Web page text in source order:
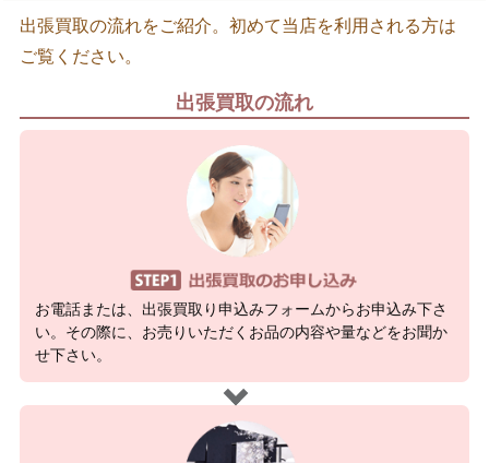
出張買取の流れをご紹介。初めて当店を利用される方は
ご覧ください。
出張買取の流れ
お電話または、出張買取り申込みフォームからお申込み下さ
い。その際に、お売りいただくお品の内容や量などをお聞か
せ下さい。